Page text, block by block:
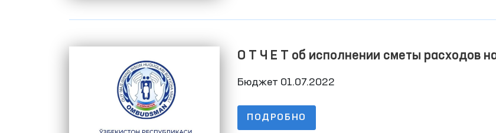
О Т Ч Е Т об исполнении сметы расходов
01.07.2022 г
Бюджет 01.07.2022
ПОДРОБНО